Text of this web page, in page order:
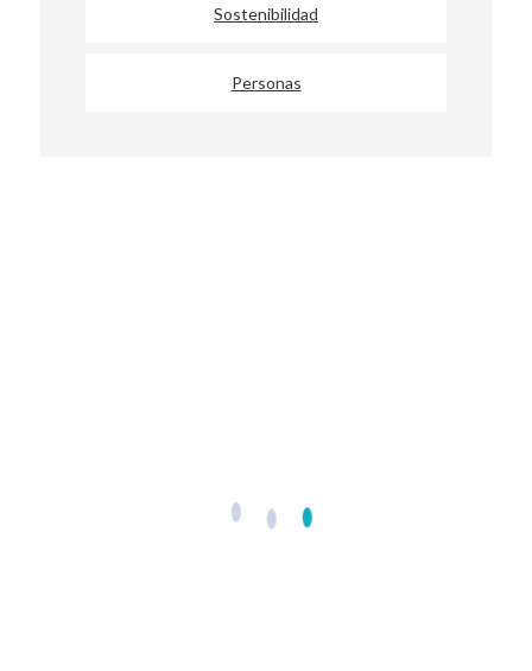
Sostenibilidad
Personas